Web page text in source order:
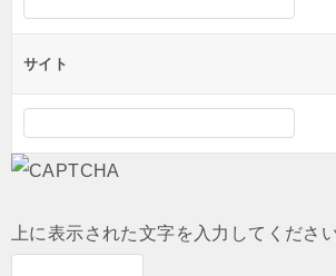
サイト
上に表示された文字を入力してください